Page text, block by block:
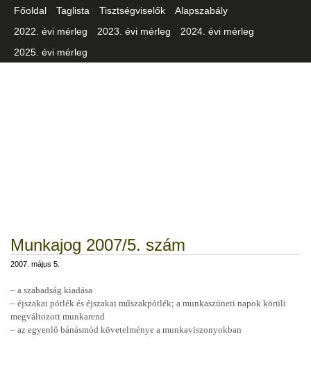
Főoldal Taglista Tisztségviselők
Alapszabály
2022. évi mérleg
2023. évi mérleg
2024. évi mérleg
2025. évi mérleg
Munkajog 2007/5. szám
2007. május 5.
– a szabadság kiadása
– éjszakai pótlék és éjszakai műszakpótlék; a munkaszüneti napok körüli
megváltozott munkarend
– az egyenlő bánásmód követelménye a munkaviszonyokban